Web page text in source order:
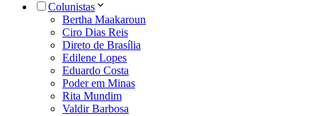
Colunistas
Bertha Maakaroun
Ciro Dias Reis
Direto de Brasília
Edilene Lopes
Eduardo Costa
Poder em Minas
Rita Mundim
Valdir Barbosa